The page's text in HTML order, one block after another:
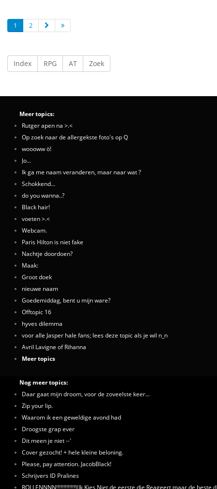
1 2
Index RPG AT Zoek
Meer topics:
Rutger apen na >.<
Op zoek naar de allergekste foto's op Q
woooww ö!
Jo...
Ik ga me naam veranderen, maar naar wat ?
Schokkend...
do you wanna..?
Black hair!
voeten >.<
Webcam.
Paris Hilton is niet fake
Nachtje doordoen?
Maak:
Groot doek
nieuwe naam
Goedemiddag, bent u mijn ware?
Offtopic 16
hyves dilemma
voor alle Jasper hale fans; lees deze topic als je wil n_n
Avril Lavigne of Rihanna
Meer topics
Nog meer topics:
Daar gaat mijn droom, voor de zoveelste keer...
Zip your lip.
Waarom ik een geweldige avond had
Droogste grap ever
Dit meen je niet --'
Cover gezocht! + hele kleine beloning.
Please, pay attention. JacobBlack!
Schrijvers ID Pralines
ROLLENNNN!!!!!!!!!!!!!!(Ik Kies Niet de eerste die Reageert maar de beste